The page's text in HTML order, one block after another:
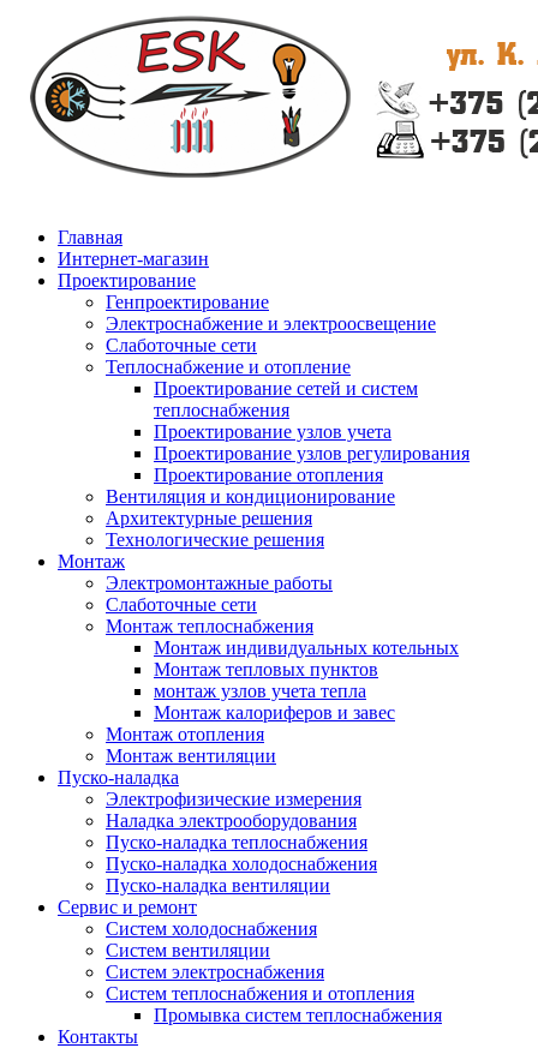
Главная
Интернет-магазин
Проектирование
Генпроектирование
Электроснабжение и электроосвещение
Слаботочные сети
Теплоснабжение и отопление
Проектирование сетей и систем
теплоснабжения
Проектирование узлов учета
Проектирование узлов регулирования
Проектирование отопления
Вентиляция и кондиционирование
Архитектурные решения
Технологические решения
Монтаж
Электромонтажные работы
Слаботочные сети
Монтаж теплоснабжения
Монтаж индивидуальных котельных
Монтаж тепловых пунктов
монтаж узлов учета тепла
Монтаж калориферов и завес
Монтаж отопления
Монтаж вентиляции
Пуско-наладка
Электрофизические измерения
Наладка электрооборудования
Пуско-наладка теплоснабжения
Пуско-наладка холодоснабжения
Пуско-наладка вентиляции
Сервис и ремонт
Систем холодоснабжения
Систем вентиляции
Систем электроснабжения
Систем теплоснабжения и отопления
Промывка систем теплоснабжения
Контакты